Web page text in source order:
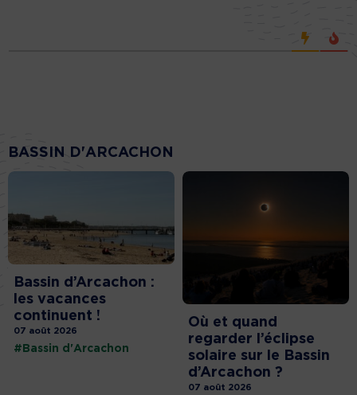
BASSIN D'ARCACHON
Bassin d’Arcachon :
les vacances
continuent !
07 août 2026
#Bassin d'Arcachon
Où et quand
regarder l’éclipse
solaire sur le Bassin
d’Arcachon ?
07 août 2026